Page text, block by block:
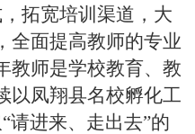
，拓宽培训渠道，大
全面提高教师的专业
教师是学校教育、教
以凤翔县名校孵化工
请进来、走出去”的